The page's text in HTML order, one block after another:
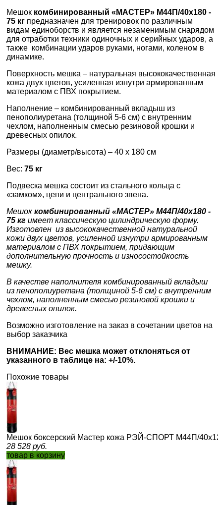
Мешок комбинированный «МАСТЕР» М44П/40х180 -
75 кг предназначен для тренировок по различным
видам единоборств и является незаменимым снарядом
для отработки техники одиночных и серийных ударов, а
также комбинации ударов руками, ногами, коленом в
динамике.
Поверхность мешка – натуральная высококачественная
кожа двух цветов, усиленная изнутри армированным
материалом с ПВХ покрытием.
Наполнение – комбинированный вкладыш из
пенополиуретана (толщиной 5-6 см) с внутренним
чехлом, наполненным смесью резиновой крошки и
древесных опилок.
Размеры (диаметр/высота) – 40 х 180 см
Вес: 75 кг
Подвеска мешка состоит из стального кольца с
«замком», цепи и центрального звена.
Мешок комбинированный «МАСТЕР» М44П/40х180 -
75 кг имеет классическую цилиндрическую форму.
Изготовлен из высококачественной натуральной
кожи двух цветов, усиленной изнутри армированным
материалом с ПВХ покрытием, придающим
дополнительную прочность и износостойкость
мешку.
В качестве наполнителя комбинированный вкладыш
из пенополиуретана (толщиной 5-6 см) с внутренним
чехлом, наполненным смесью резиновой крошки и
древесных опилок.
Возможно изготовление на заказ в сочетании цветов на
выбор заказчика
ВНИМАНИЕ: Вес мешка может отклоняться от
указанного в таблице на: +/-10%.
Похожие товары
Мешок боксерский Мастер кожа РЭЙ-СПОРТ М44П/
28 528 руб.
товар в корзину